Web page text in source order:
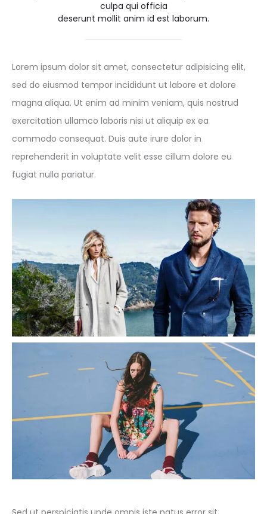
culpa qui officia
deserunt mollit anim id est laborum.
Lorem ipsum dolor sit amet, consectetur adipisicing elit,
sed do eiusmod tempor incididunt ut labore et dolore
magna aliqua. Ut enim ad minim veniam, quis nostrud
exercitation ullamco laboris nisi ut aliquip ex ea
commodo consequat. Duis aute irure dolor in
reprehenderit in voluptate velit esse cillum dolore eu
fugiat nulla pariatur.